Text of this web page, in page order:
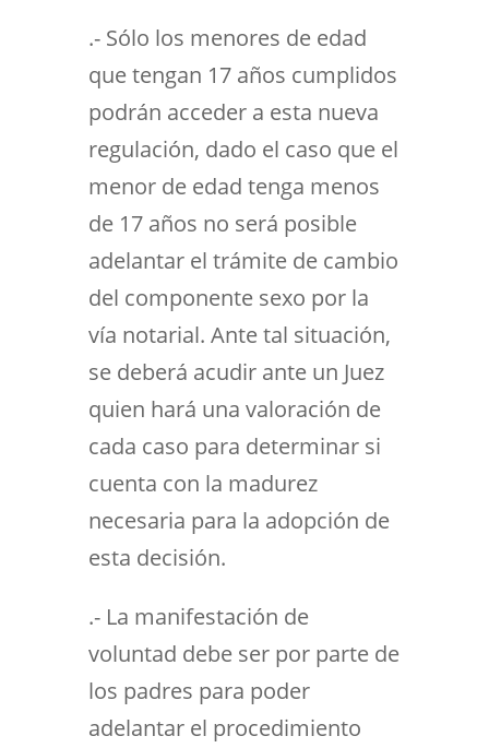
.- Sólo los menores de edad
que tengan 17 años cumplidos
podrán acceder a esta nueva
regulación, dado el caso que el
menor de edad tenga menos
de 17 años no será posible
adelantar el trámite de cambio
del componente sexo por la
vía notarial. Ante tal situación,
se deberá acudir ante un Juez
quien hará una valoración de
cada caso para determinar si
cuenta con la madurez
necesaria para la adopción de
esta decisión.
.- La manifestación de
voluntad debe ser por parte de
los padres para poder
adelantar el procedimiento